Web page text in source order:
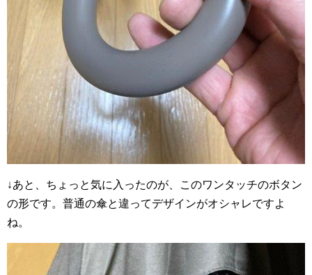
↓あと、ちょっと気に入ったのが、このワンタッチのボタン
の形です。普通の傘と違ってデザインがオシャレですよ
ね。